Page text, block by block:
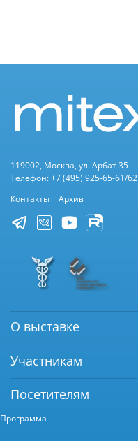
119002, Москва, ул. Арбат 35
Телефон: +7 (495) 925-65-61/62
Контакты
Архив
О выставке
Участникам
Посетителям
Программа